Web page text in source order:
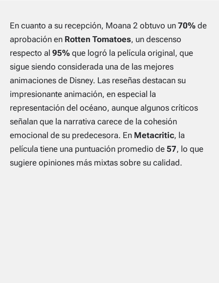
En cuanto a su recepción, Moana 2 obtuvo un 70% de
aprobación en Rotten Tomatoes, un descenso
respecto al 95% que logró la película original, que
sigue siendo considerada una de las mejores
animaciones de Disney. Las reseñas destacan su
impresionante animación, en especial la
representación del océano, aunque algunos críticos
señalan que la narrativa carece de la cohesión
emocional de su predecesora. En Metacritic, la
película tiene una puntuación promedio de 57, lo que
sugiere opiniones más mixtas sobre su calidad.